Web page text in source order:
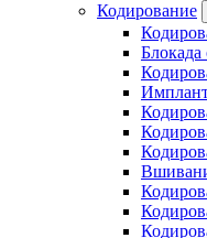
Кодирование
Блокада